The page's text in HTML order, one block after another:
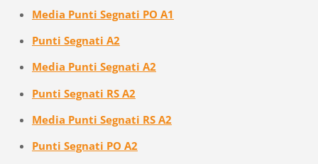
Media Punti Segnati PO A1
Punti Segnati A2
Media Punti Segnati A2
Punti Segnati RS A2
Media Punti Segnati RS A2
Punti Segnati PO A2